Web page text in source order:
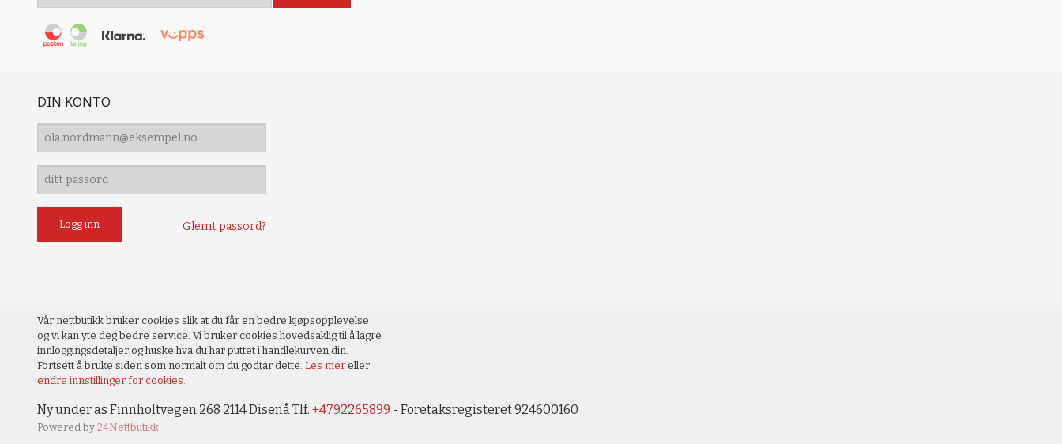
DIN KONTO
Glemt passord?
Vår nettbutikk bruker cookies slik at du får en bedre kjøpsopplevelse
og vi kan yte deg bedre service. Vi bruker cookies hovedsaklig til å lagre
innloggingsdetaljer og huske hva du har puttet i handlekurven din.
Fortsett å bruke siden som normalt om du godtar dette. Les mer eller
endre innstillinger for cookies.
Ny under as Finnholtvegen 268 2114 Disenå Tlf. +4792265899 - Foretaksregisteret 924600160
Powered by 24Nettbutikk